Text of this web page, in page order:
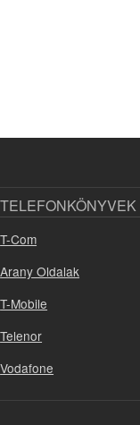
TELEFONKÖNYVEK
T-Com
Arany Oldalak
T-Mobile
Telenor
Vodafone